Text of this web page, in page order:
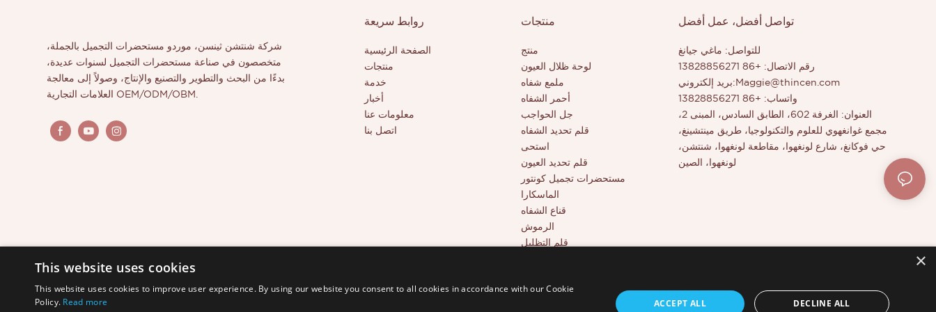
شركة شنتشن ثينسن، موردو مستحضرات التجميل بالجملة،
متخصصون في صناعة مستحضرات التجميل لسنوات عديدة،
بدءًا من البحث والتطوير والتصنيع والإنتاج، وصولاً إلى معالجة
العلامات التجارية OEM/ODM/OBM.
روابط سريعة
الصفحة الرئيسية
منتجات
خدمة
أخبار
معلومات عنا
اتصل بنا
منتجات
منتج
لوحة ظلال العيون
ملمع شفاه
أحمر الشفاه
جل الحواجب
قلم تحديد الشفاه
استحى
قلم تحديد العيون
مستحضرات تجميل كونتور
الماسكارا
قناع الشفاه
الرموش
قلم التظليل
تواصل أفضل، عمل أفضل
للتواصل: ماغي جيانغ
رقم الاتصال: +86 13828856271
بريد إلكتروني: Maggie@thincen.com
واتساب: +86 13828856271
العنوان: الغرفة 602، الطابق السادس، المبنى 2،
مجمع غوانغهوي للعلوم والتكنولوجيا، طريق مينتشينغ،
حي فوكانغ، شارع لونغهوا، مقاطعة لونغهوا، شنتشن،
لونغهوا، الصين
×
This website uses cookies
This website uses cookies to improve user experience. By using our website you consent to all cookies in accordance with our Cookie
Policy. Read more ACCEPT ALL DECLINE ALL